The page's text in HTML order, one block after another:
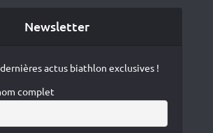
Newsletter
actus biathlon exclusives !
complet